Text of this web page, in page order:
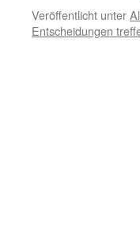
Veröffentlicht unter
Entscheidungen